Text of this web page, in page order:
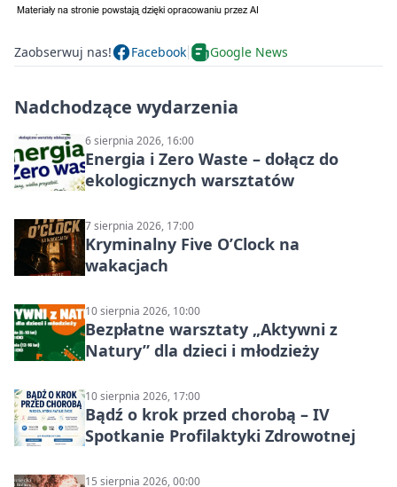
Zaobserwuj nas! Facebook Google News
Nadchodzące wydarzenia
6 sierpnia 2026, 16:00
Energia i Zero Waste – dołącz do
ekologicznych warsztatów
7 sierpnia 2026, 17:00
Kryminalny Five O’Clock na
wakacjach
10 sierpnia 2026, 10:00
Bezpłatne warsztaty „Aktywni z
Natury” dla dzieci i młodzieży
10 sierpnia 2026, 17:00
Bądź o krok przed chorobą – IV
Spotkanie Profilaktyki Zdrowotnej
15 sierpnia 2026, 00:00